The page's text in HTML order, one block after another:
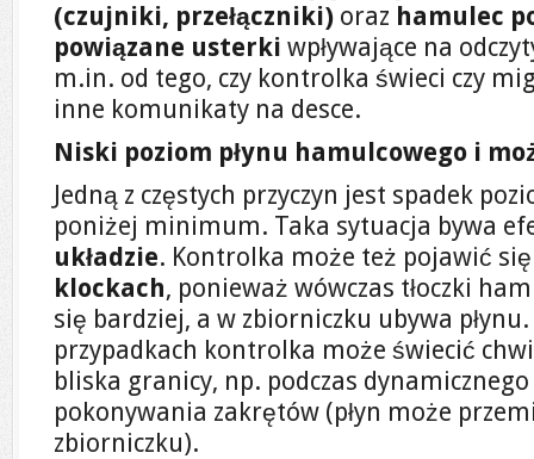
(czujniki, przełączniki) oraz hamulec
powiązane usterki wpływające na
m.in. od tego, czy kontrolka świeci czy
inne komunikaty na desce.
Niski poziom płynu hamulcowego i
Jedną z częstych przyczyn jest spadek
poniżej minimum. Taka sytuacja bywa
układzie. Kontrolka może też pojawić
klockach, ponieważ wówczas tłoczki
się bardziej, a w zbiorniczku ubywa
przypadkach kontrolka może świecić
bliska granicy, np. podczas
pokonywania zakrętów (płyn może
zbiorniczku).